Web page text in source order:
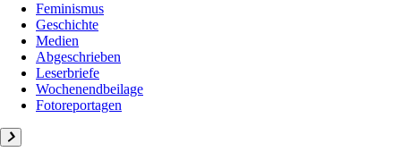
Feminismus
Geschichte
Medien
Abgeschrieben
Leserbriefe
Wochenendbeilage
Fotoreportagen